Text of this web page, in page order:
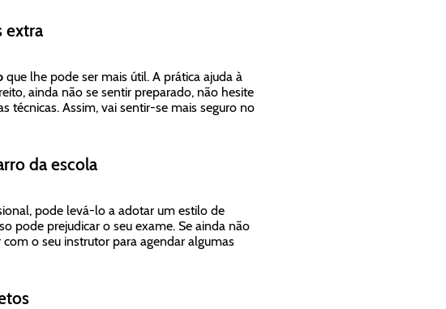
extra
que lhe pode ser mais útil. A prática ajuda à
ainda não se sentir preparado, não hesite
técnicas. Assim, vai sentir-se mais seguro no
da escola
pode levá-lo a adotar um estilo de
pode prejudicar o seu exame. Se ainda não
o seu instrutor para agendar algumas